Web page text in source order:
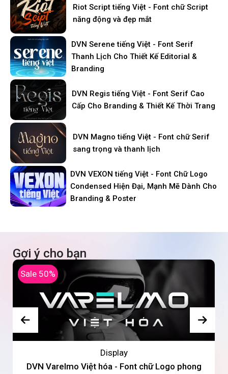
Riot Script tiếng Việt - Font chữ Script
năng động và đẹp mắt
DVN Serene tiếng Việt - Font Serif
Thanh Lịch Cho Thiết Kế Editorial &
Branding
DVN Regis tiếng Việt - Font Serif Cao
Cấp Cho Branding & Thiết Kế Thời Trang
DVN Magno tiếng Việt - Font chữ Serif
sang trọng và thanh lịch
DVN VEXON tiếng Việt - Font Chữ Logo
Condensed Hiện Đại, Mạnh Mẽ Dành Cho
Branding & Poster
Gợi ý cho bạn
Sale 50%
Display
DVN Varelmo Việt hóa - Font chữ Logo phong